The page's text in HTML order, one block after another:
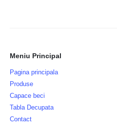
Meniu Principal
Pagina principala
Produse
Capace beci
Tabla Decupata
Contact